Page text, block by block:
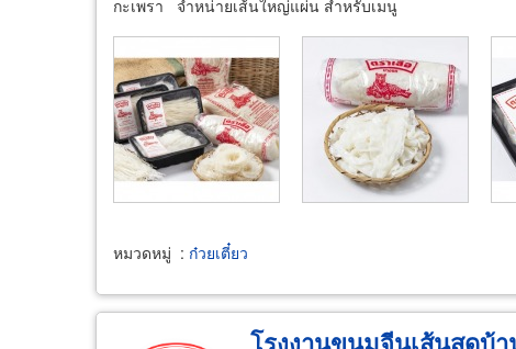
กะเพรา จำหน่ายเส้นใหญ่แผ่น สำหรับเมนู
หมวดหมู่ : ก๋วยเตี๋ยว
โรงงานขนมจีนเส้นสดบ้